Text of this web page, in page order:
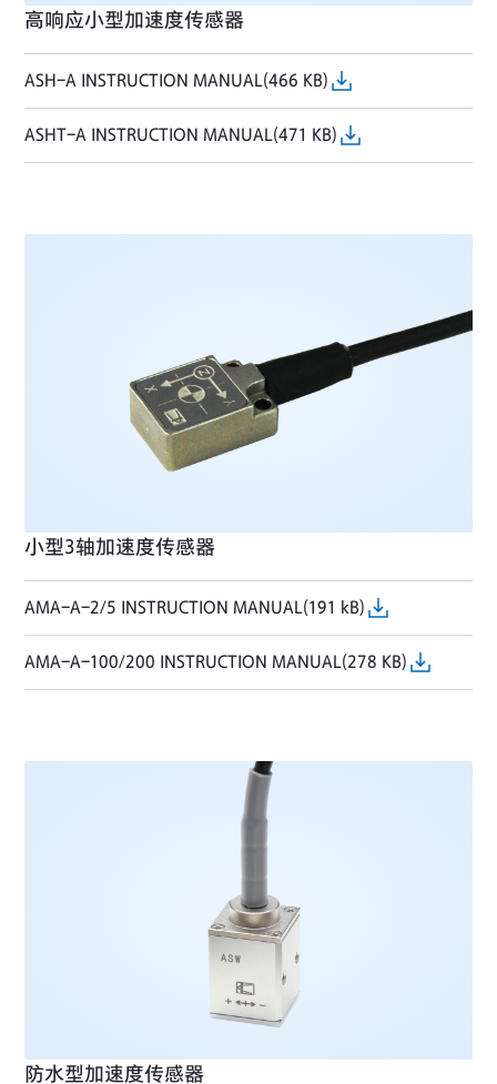
高响应小型加速度传感器
ASH-A INSTRUCTION MANUAL(466 KB)
ASHT-A INSTRUCTION MANUAL(471 KB)
小型3轴加速度传感器
AMA-A-2/5 INSTRUCTION MANUAL(191 kB)
AMA-A-100/200 INSTRUCTION MANUAL(278 KB)
防水型加速度传感器